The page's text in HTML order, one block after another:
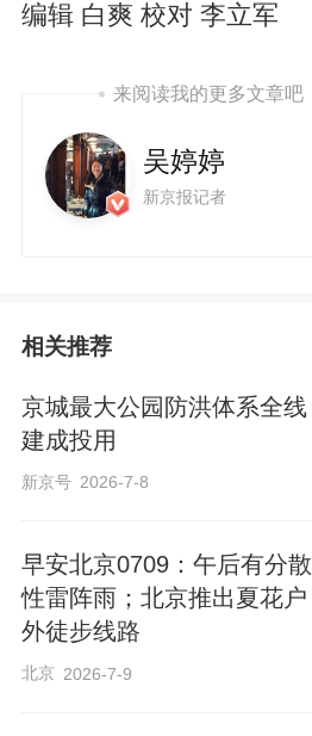
编辑 白爽 校对 李立军
来阅读我的更多文章吧
吴婷婷
新京报记者
相关推荐
京城最大公园防洪体系全线
建成投用
新京号 2026-7-8
早安北京0709：午后有分散
性雷阵雨；北京推出夏花户
外徒步线路
北京 2026-7-9